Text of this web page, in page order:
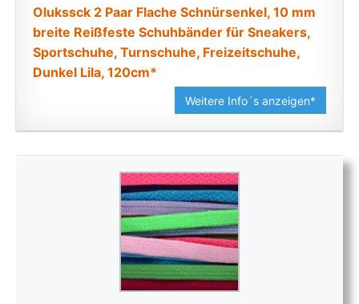
Olukssck 2 Paar Flache Schnürsenkel, 10 mm
breite Reißfeste Schuhbänder für Sneakers,
Sportschuhe, Turnschuhe, Freizeitschuhe,
Dunkel Lila, 120cm*
Weitere Info´s anzeigen*